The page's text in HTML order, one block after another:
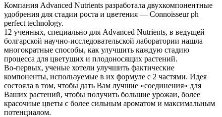
Компания Advanced Nutrients разработала двухкомпонентные
удобрения для стадии роста и цветения — Connoisseur ph
perfect technology.
12 ученных, специально для Advanced Nutrients, в ведущей
болгарской научно-исследовательской лаборатории нашла
многократные способы, как улучшить каждую стадию
процесса для цветущих и плодоносящих растений.
Во-первых, ученые хотели улучшить фактические
компоненты, используемые в их формуле с 2 частями. Идея
состояла в том, чтобы дать Вам лучшие «соединения» для
Ваших растений, чтобы получить большие урожаи, более
красочные цветы с более сильным ароматом и максимальным
потенциалом.